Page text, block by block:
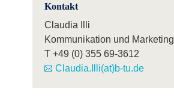
Kontakt
Claudia Illi
Kommunikation und Marketing
T +49 (0) 355 69-3612
Claudia.Illi(at)b-tu.de